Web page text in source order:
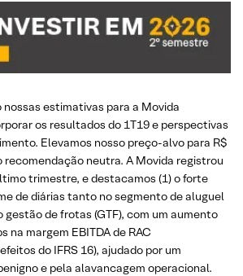
estimativas para a Movida
os resultados do 1T19 e perspectivas
Elevamos nosso preço-alvo para R$
recomendação neutra. A Movida registrou
trimestre, e destacamos (1) o forte
de diárias tanto no segmento de aluguel
gestão de frotas (GTF), com um aumento
na margem EBITDA de RAC
do IFRS 16), ajudado por um
e pela alavancagem operacional.